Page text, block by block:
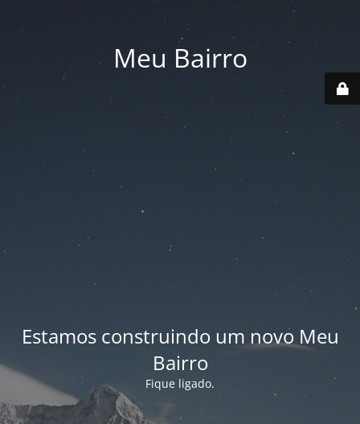
Meu Bairro
Estamos construindo um novo Meu
Bairro
Fique ligado.